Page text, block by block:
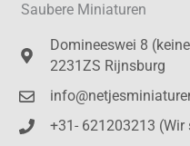
Saubere Miniaturen
Domineeswei 8
2231ZS Rijnsburg
+31- 621203213